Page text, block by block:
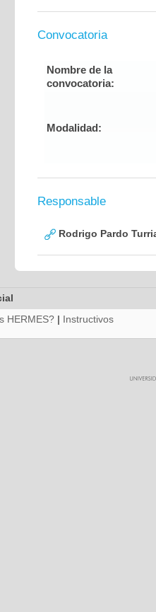
Convocatoria
Nombre de la
convocatoria:
Modalidad:
Responsable
Rodrigo Pardo
HERMES? | Instructivos